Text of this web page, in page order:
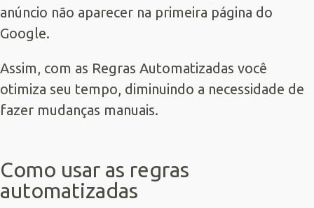
anúncio não aparecer na primeira página do
Google.
Assim, com as Regras Automatizadas você
otimiza seu tempo, diminuindo a necessidade de
fazer mudanças manuais.
Como usar as regras
automatizadas